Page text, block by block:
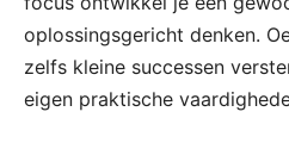
oplossingsgericht denken.
zelfs kleine successen
eigen praktische